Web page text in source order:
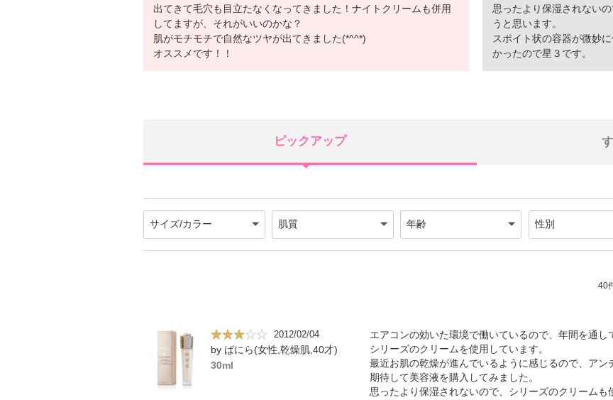
出てきて毛穴も目立たなくなってきました！ナイトクリームも併用
してますが、それがいいのかな？
肌がモチモチで自然なツヤが出てきました(*^^*)
オススメです！！
思ったより保湿されない
うと思います。
スポイト状の容器が微妙
かったので星３です。
ピックアップ
40
2012/02/04
by ばにら(女性,乾燥肌,40才)
30ml
エアコンの効いた環境で働いているので、年間を通し
シリーズのクリームを使用しています。
最近お肌の乾燥が進んでいるように感じるので、アン
期待して美容液を購入してみました。
思ったより保湿されないので、シリーズのクリームも